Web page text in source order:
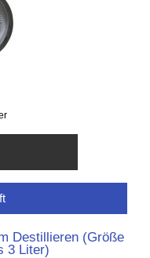
Destillieren (Größe
3 Liter)